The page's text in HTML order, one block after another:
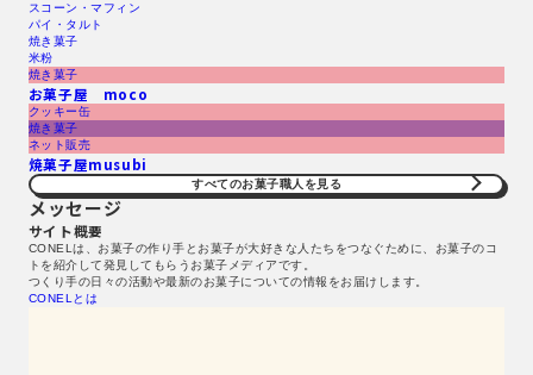
スコーン・マフィン
パイ・タルト
焼き菓子
米粉
焼き菓子
お菓子屋 moco
クッキー缶
焼き菓子
ネット販売
焼菓子屋musubi
すべてのお菓子職人を見る​
メッセージ
サイト概要
CONELは、お菓子の作り手とお菓子が大好きな人たちをつなぐために、お菓子のコ
トを紹介して発見してもらうお菓子メディアです。
つくり手の日々の活動や最新のお菓子についての情報をお届けします。
CONELとは